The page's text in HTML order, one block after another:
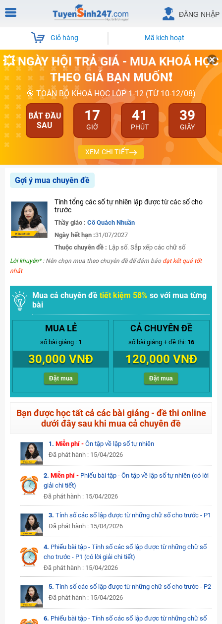
ĐĂNG NHẬP
Giỏ hàng Mã kích hoạt
💥 NGÀY HỘI TRẢ GIÁ - MUA KHOÁ HỌC
THEO GIÁ BẠN MUỐN❗
🎯 TOÀN BỘ KHOÁ HỌC LỚP 1-12 (TỪ 10-12/08)
BẮT ĐẦU
SAU
17
GIỜ
41
PHÚT
39
GIÂY
XEM CHI TIẾT
Gợi ý mua chuyên đề
Tính tổng các số tự nhiên lập được từ các số cho
trước
Thầy giáo : Cô Quách Nhuần
Ngày hết hạn :31/07/2027
Thuộc chuyên đề : Lập số. Sắp xếp các chữ số
Lời khuyên*: Nên chọn mua theo chuyên đề để đảm bảo đạt kết quả tốt
nhất
Mua cả chuyên đề tiết kiệm 58% so với mua từng
bài
MUA LẺ
số bài giảng : 1
30,000 VNĐ
Đặt mua
CẢ CHUYÊN ĐỀ
số bài giảng + đề thi: 16
120,000 VNĐ
Đặt mua
Bạn được học tất cả các bài giảng - đề thi online
dưới đây sau khi mua cả chuyên đề
1. Miễn phí - Ôn tập về lập số tự nhiên
Đã phát hành : 15/04/2026
2.Miễn phí - Phiếu bài tập - Ôn tập về lập số tự nhiên (có lời
giải chi tiết)
Đã phát hành : 15/04/2026
3. Tính số các số lập được từ những chữ số cho trước - P1
Đã phát hành : 15/04/2026
4. Phiếu bài tập - Tính số các số lập được từ những chữ số
cho trước - P1 (có lời giải chi tiết)
Đã phát hành : 15/04/2026
5. Tính số các số lập được từ những chữ số cho trước - P2
Đã phát hành : 15/04/2026
6. Phiếu bài tập - Tính số các số lập được từ những chữ số